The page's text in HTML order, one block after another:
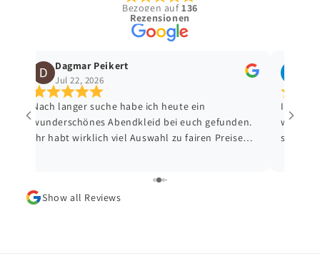
Bezogen auf 136
Rezensionen
Dagmar Peikert
Jul 22, 2026
Nach langer suche habe ich heute ein
wunderschönes Abendkleid bei euch gefunden.
Ihr habt wirklich viel Auswahl zu fairen Preisen.
Ich
sehr
Show all Reviews